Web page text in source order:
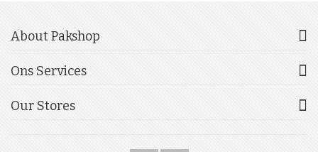
About Pakshop
Ons Services
Our Stores